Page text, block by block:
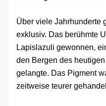
Über viele Jahrhunderte
exklusiv. Das berühmte
Lapislazuli gewonnen,
den Bergen des
gelangte. Das Pigment
zeitweise teurer